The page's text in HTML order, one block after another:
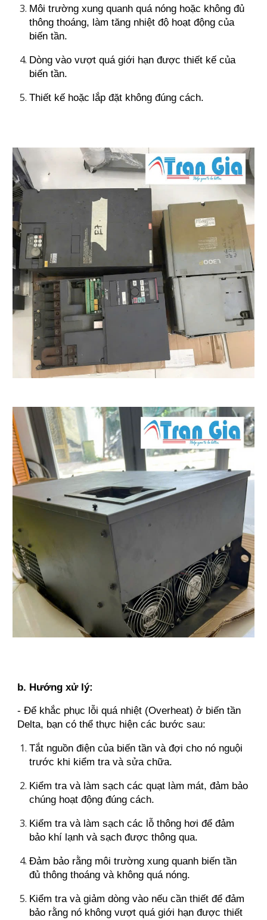
Môi trường xung quanh quá nóng hoặc không đủ
thông thoáng, làm tăng nhiệt độ hoạt động của
biến tần.
Dòng vào vượt quá giới hạn được thiết kế của
biến tần.
Thiết kế hoặc lắp đặt không đúng cách.
b. Hướng xử lý:
- Để khắc phục lỗi quá nhiệt (Overheat) ở biến tần
Delta, bạn có thể thực hiện các bước sau:
Tắt nguồn điện của biến tần và đợi cho nó nguội
trước khi kiểm tra và sửa chữa.
Kiểm tra và làm sạch các quạt làm mát, đảm bảo
chúng hoạt động đúng cách.
Kiểm tra và làm sạch các lỗ thông hơi để đảm
bảo khí lạnh và sạch được thông qua.
Đảm bảo rằng môi trường xung quanh biến tần
đủ thông thoáng và không quá nóng.
Kiểm tra và giảm dòng vào nếu cần thiết để đảm
bảo rằng nó không vượt quá giới hạn được thiết